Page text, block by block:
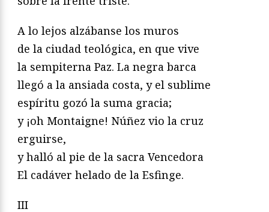
A lo lejos alzábanse los muros
de la ciudad teológica, en que vive
la sempiterna Paz. La negra barca
llegó a la ansiada costa, y el sublime
espíritu gozó la suma gracia;
y ¡oh Montaigne! Núñez vio la cruz
erguirse,
y halló al pie de la sacra Vencedora
El cadáver helado de la Esfinge.
III